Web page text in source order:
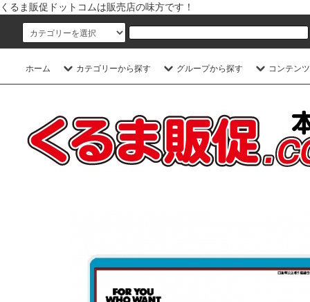
くるま販促ドットコムは販売店の味方です！
ホーム カテゴリーから探す グループから探す コンテン